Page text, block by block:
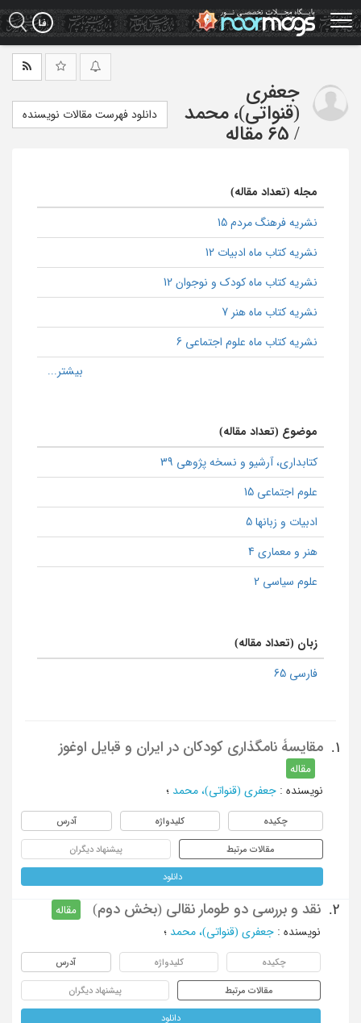
Skip
to
main
جعفری
(قنواتی)، محمد
/ 65 مقاله
دانلود فهرست مقالات نویسنده
مجله (تعداد مقاله)
نشریه فرهنگ مردم 15
نشریه کتاب ماه ادبیات 12
نشریه کتاب ماه کودک و نوجوان 12
نشریه کتاب ماه هنر 7
نشریه کتاب ماه علوم اجتماعی 6
موضوع (تعداد مقاله)
كتابداری، آرشیو و نسخه پژوهی 39
علوم اجتماعی 15
ادبیات و زبانها 5
هنر و معماری 4
علوم سیاسی 2
زبان (تعداد مقاله)
فارسی 65
1. مقایسۀ نامگذاری کودکان در ایران و قبایل اوغوز
مقاله
نویسنده : جعفری (قنواتی)، محمد ؛
چکیده کلیدواژه آدرس
مقالات مرتبط پیشنهاد دیگران
دانلود
2. نقد و بررسی دو طومار نقالی (بخش دوم)
مقاله
نویسنده : جعفری (قنواتی)، محمد ؛
چکیده کلیدواژه آدرس
مقالات مرتبط پیشنهاد دیگران
دانلود